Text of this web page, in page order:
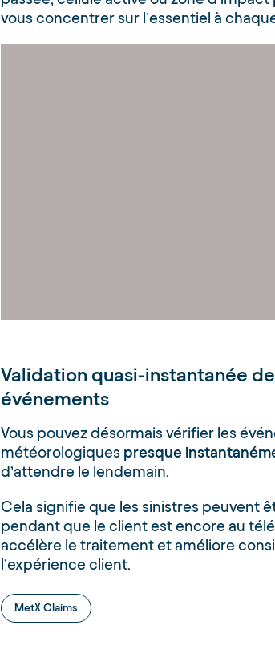
vous concentrer sur l’essentiel à
Validation quasi-instantanée
événements
Vous pouvez désormais vérifier les
météorologiques presque
d’attendre le lendemain.
Cela signifie que les sinistres peuvent
pendant que le client est encore au
accélère le traitement et améliore
l’expérience client.
MetX Claims